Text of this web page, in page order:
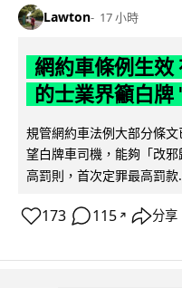
Lawton 17 小時
網約車條例生效
的士業界籲白牌
規管網約車法例大部分條
望白牌車司機，能夠「改
高罰則，首次定罪最高罰款
173 115 ↗ 分享